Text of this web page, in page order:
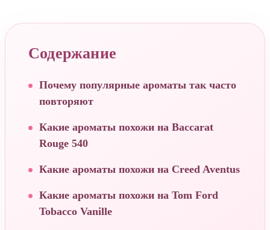
Содержание
Почему популярные ароматы так часто
повторяют
Какие ароматы похожи на Baccarat
Rouge 540
Какие ароматы похожи на Creed Aventus
Какие ароматы похожи на Tom Ford
Tobacco Vanille